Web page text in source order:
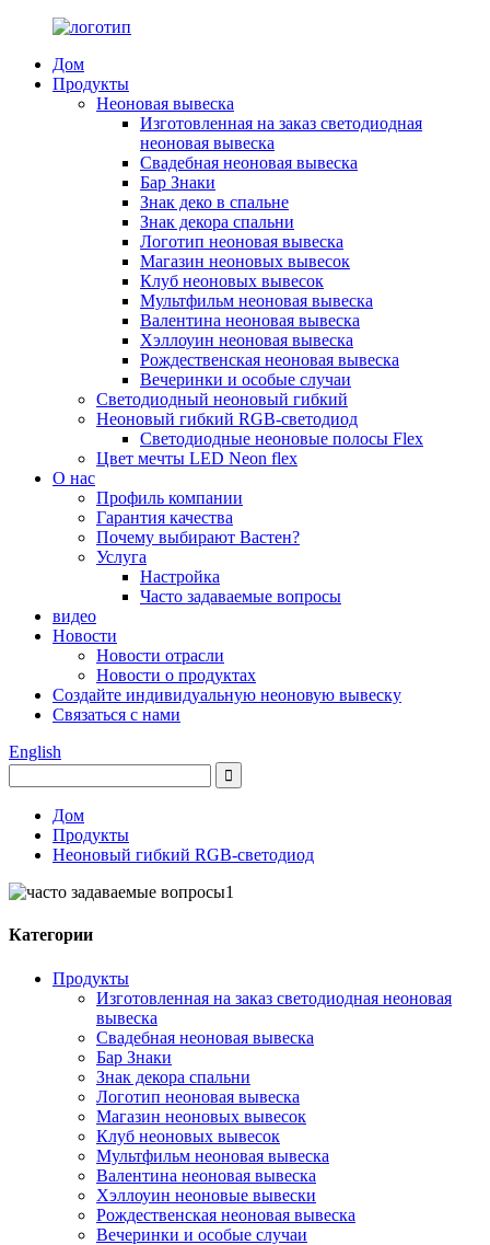
Дом
Продукты
Неоновая вывеска
Изготовленная на заказ светодиодная
неоновая вывеска
Свадебная неоновая вывеска
Бар Знаки
Знак деко в спальне
Знак декора спальни
Логотип неоновая вывеска
Магазин неоновых вывесок
Клуб неоновых вывесок
Мультфильм неоновая вывеска
Валентина неоновая вывеска
Хэллоуин неоновая вывеска
Рождественская неоновая вывеска
Вечеринки и особые случаи
Светодиодный неоновый гибкий
Неоновый гибкий RGB-светодиод
Светодиодные неоновые полосы Flex
Цвет мечты LED Neon flex
О нас
Профиль компании
Гарантия качества
Почему выбирают Вастен?
Услуга
Настройка
Часто задаваемые вопросы
видео
Новости
Новости отрасли
Новости о продуктах
Создайте индивидуальную неоновую вывеску
Связаться с нами
English
Дом
Продукты
Неоновый гибкий RGB-светодиод
Категории
Продукты
Изготовленная на заказ светодиодная неоновая
вывеска
Свадебная неоновая вывеска
Бар Знаки
Знак декора спальни
Логотип неоновая вывеска
Магазин неоновых вывесок
Клуб неоновых вывесок
Мультфильм неоновая вывеска
Валентина неоновая вывеска
Хэллоуин неоновые вывески
Рождественская неоновая вывеска
Вечеринки и особые случаи